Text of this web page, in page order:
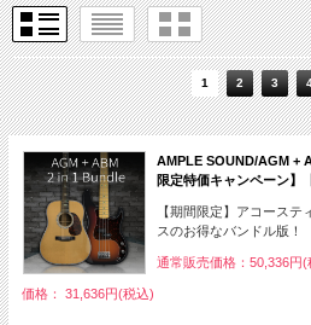
1 2 3
AMPLE SOUND/AGM +
限定特価キャンペーン】
【期間限定】アコース
スのお得なバンドル版！
通常販売価格：50,336円(
価格： 31,636円(税込)